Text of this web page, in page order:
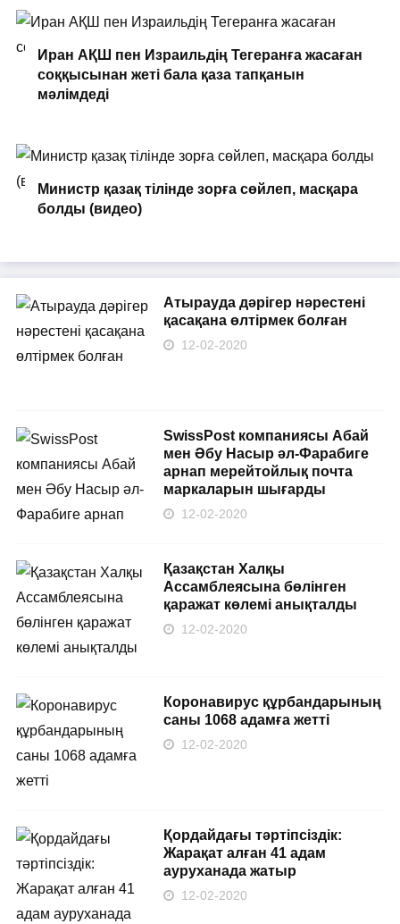
Иран АҚШ пен Израильдің Тегеранға жасаған
соққысынан жеті бала қаза тапқанын
мәлімдеді
Министр қазақ тілінде зорға сөйлеп, масқара
болды (видео)
Атырауда дәрігер нәрестені
қасақана өлтірмек болған
12-02-2020
SwissPost компаниясы Абай
мен Әбу Насыр әл-Фарабиге
арнап мерейтойлық почта
маркаларын шығарды
12-02-2020
Қазақстан Халқы
Ассамблеясына бөлінген
қаражат көлемі анықталды
12-02-2020
Коронавирус құрбандарының
саны 1068 адамға жетті
12-02-2020
Қордайдағы тәртіпсіздік:
Жарақат алған 41 адам
ауруханада жатыр
12-02-2020